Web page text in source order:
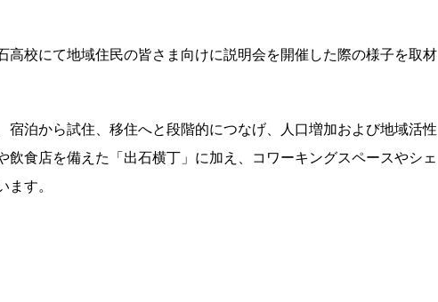
高校にて地域住民の皆さま向けに説明会を開催した際の様子を取材
宿泊から試住、移住へと段階的につなげ、人口増加および地域活性
食店を備えた「出石横丁」に加え、コワーキングスペースやシェ
ます。